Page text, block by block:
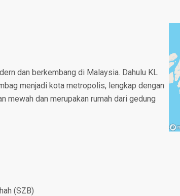
dan berkembang di Malaysia. Dahulu KL
menjadi kota metropolis, lengkap dengan
mewah dan merupakan rumah dari gedung
(SZB)